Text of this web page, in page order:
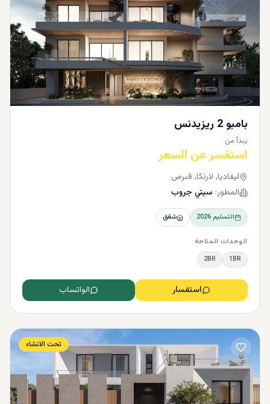
بامبو 2 ريزيدنس
يبدأ من
استفسر عن السعر
ليفاديا, لارنكا, قبرص
المطور: سيتي جروب
التسليم2026 شقق
الوحدات المتاحة
1BR
2BR
استفسار الواتساب
تحت الانشاء